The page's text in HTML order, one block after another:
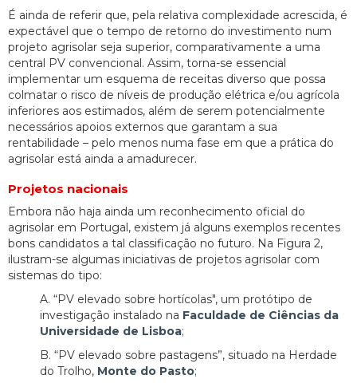
É ainda de referir que, pela relativa complexidade acrescida, é
expectável que o tempo de retorno do investimento num
projeto agrisolar seja superior, comparativamente a uma
central PV convencional. Assim, torna-se essencial
implementar um esquema de receitas diverso que possa
colmatar o risco de níveis de produção elétrica e/ou agrícola
inferiores aos estimados, além de serem potencialmente
necessários apoios externos que garantam a sua
rentabilidade – pelo menos numa fase em que a prática do
agrisolar está ainda a amadurecer.
Projetos nacionais
Embora não haja ainda um reconhecimento oficial do
agrisolar em Portugal, existem já alguns exemplos recentes
bons candidatos a tal classificação no futuro. Na Figura 2,
ilustram-se algumas iniciativas de projetos agrisolar com
sistemas do tipo:
A. “PV elevado sobre hortícolas", um protótipo de
investigação instalado na Faculdade de Ciências da
Universidade de Lisboa;
B. “PV elevado sobre pastagens”, situado na Herdade
do Trolho, Monte do Pasto;